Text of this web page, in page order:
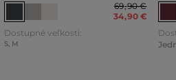
69,90 €
34,90 €
Dostupné veľkosti:
S, M